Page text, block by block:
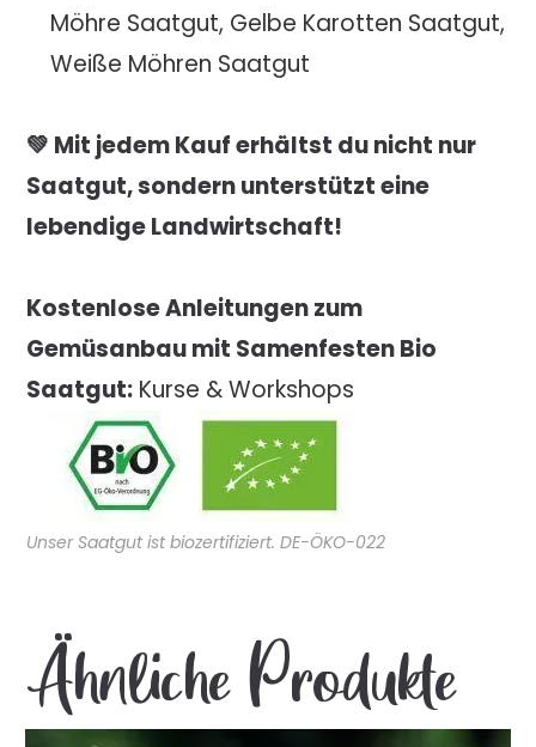
Möhre Saatgut, Gelbe Karotten Saatgut,
Weiße Möhren Saatgut
💚 Mit jedem Kauf erhältst du nicht nur
Saatgut, sondern unterstützt eine
lebendige Landwirtschaft!
Kostenlose Anleitungen zum
Gemüsanbau mit Samenfesten Bio
Saatgut: Kurse & Workshops
Unser Saatgut ist biozertifiziert. DE-ÖKO-022
Ähnliche Produkte